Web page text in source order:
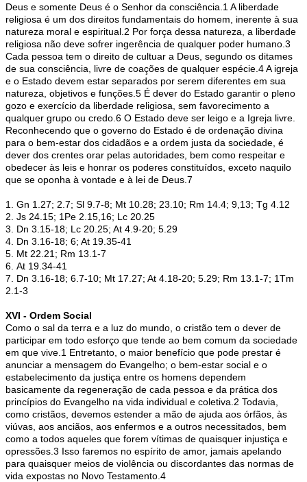
Deus e somente Deus é o Senhor da consciência.1 A liberdade
religiosa é um dos direitos fundamentais do homem, inerente à sua
natureza moral e espiritual.2 Por força dessa natureza, a liberdade
religiosa não deve sofrer ingerência de qualquer poder humano.3
Cada pessoa tem o direito de cultuar a Deus, segundo os ditames
de sua consciência, livre de coações de qualquer espécie.4 A igreja
e o Estado devem estar separados por serem diferentes em sua
natureza, objetivos e funções.5 É dever do Estado garantir o pleno
gozo e exercício da liberdade religiosa, sem favorecimento a
qualquer grupo ou credo.6 O Estado deve ser leigo e a Igreja livre.
Reconhecendo que o governo do Estado é de ordenação divina
para o bem-estar dos cidadãos e a ordem justa da sociedade, é
dever dos crentes orar pelas autoridades, bem como respeitar e
obedecer às leis e honrar os poderes constituídos, exceto naquilo
que se oponha à vontade e à lei de Deus.7
1. Gn 1.27; 2.7; Sl 9.7-8; Mt 10.28; 23.10; Rm 14.4; 9,13; Tg 4.12
2. Js 24.15; 1Pe 2.15,16; Lc 20.25
3. Dn 3.15-18; Lc 20.25; At 4.9-20; 5.29
4. Dn 3.16-18; 6; At 19.35-41
5. Mt 22.21; Rm 13.1-7
6. At 19.34-41
7. Dn 3.16-18; 6.7-10; Mt 17.27; At 4.18-20; 5.29; Rm 13.1-7; 1Tm
2.1-3
XVI - Ordem Social
Como o sal da terra e a luz do mundo, o cristão tem o dever de
participar em todo esforço que tende ao bem comum da sociedade
em que vive.1 Entretanto, o maior benefício que pode prestar é
anunciar a mensagem do Evangelho; o bem-estar social e o
estabelecimento da justiça entre os homens dependem
basicamente da regeneração de cada pessoa e da prática dos
princípios do Evangelho na vida individual e coletiva.2 Todavia,
como cristãos, devemos estender a mão de ajuda aos órfãos, às
viúvas, aos anciãos, aos enfermos e a outros necessitados, bem
como a todos aqueles que forem vítimas de quaisquer injustiça e
opressões.3 Isso faremos no espírito de amor, jamais apelando
para quaisquer meios de violência ou discordantes das normas de
vida expostas no Novo Testamento.4